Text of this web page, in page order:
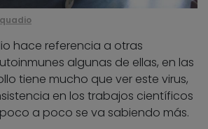
hace referencia a otras
algunas de ellas, en las
tiene mucho que ver este virus,
en los trabajos científicos
a poco se va sabiendo más.